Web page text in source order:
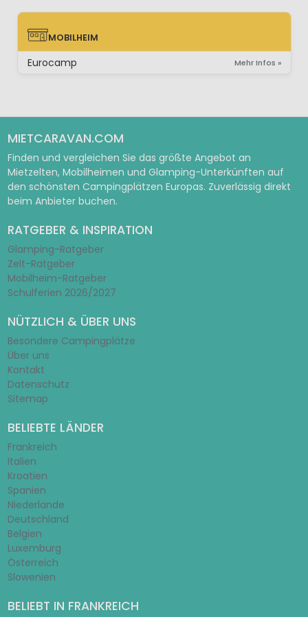
MOBILHEIM
MOBILHEIM
Eurocamp Mehr Infos »
MIETCARAVAN.COM
Finden und vergleichen Sie das größte Angebot an
Mietzelten, Mobilheimen und Glamping-Unterkünften auf
den schönsten Campingplätzen Europas. Zuverlässig direkt
beim Anbieter buchen.
RATGEBER & INSPIRATION
Glamping-Ratgeber
Zelt-Ratgeber
Mobilheim-Ratgeber
Schulferien 2026/2027
NÜTZLICH & ÜBER UNS
Besondere Campingplätze
Über uns
Kontakt
Datenschutz
Sitemap
BELIEBTE LÄNDER
Frankreich
Italien
Kroatien
Spanien
Niederlande
Deutschland
Belgien
Luxemburg
Österreich
Slowenien
BELIEBT IN FRANKREICH